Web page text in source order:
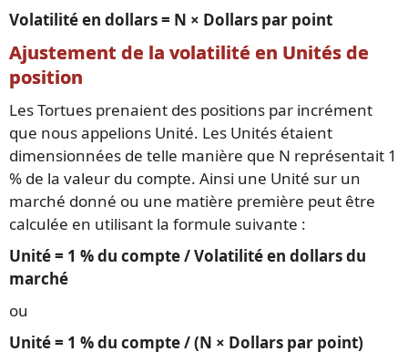
Volatilité en dollars = N × Dollars par point
Ajustement de la volatilité en Unités de
position
Les Tortues prenaient des positions par incrément
que nous appelions Unité. Les Unités étaient
dimensionnées de telle manière que N représentait 1
% de la valeur du compte. Ainsi une Unité sur un
marché donné ou une matière première peut être
calculée en utilisant la formule suivante :
Unité = 1 % du compte / Volatilité en dollars du
marché
ou
Unité = 1 % du compte / (N × Dollars par point)